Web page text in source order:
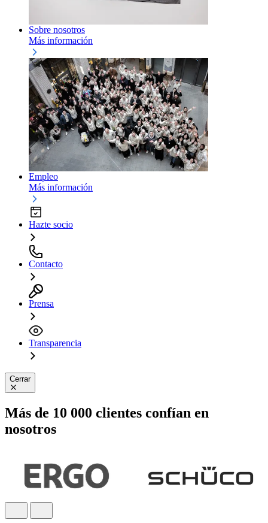
Sobre nosotros
Más información
Empleo
Más información
Hazte socio
Contacto
Prensa
Transparencia
Cerrar
Más de 10 000 clientes confían en
nosotros